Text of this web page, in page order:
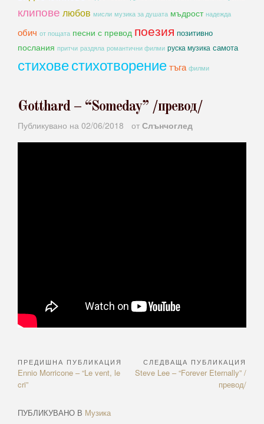
клипове любов мисли музика за душата мъдрост надежда
обич от пощата песни с превод поезия позитивно
послания притчи раздяла романтични филми руска музика самота
стиховестихотворениетъга филми
Gotthard – “Someday” /превод/
Публикувано на 02/06/2018 от Слънчоглед
Навигация
ПРЕДИШНА ПУБЛИКАЦИЯ
Previous
Article:
Ennio Morricone – “Le vent, le
cri”
СЛЕДВАЩА ПУБЛИКАЦИЯ
Next
Steve Lee – “Forever Eternally” /
превод/
ПУБЛИКУВАНО В Музика